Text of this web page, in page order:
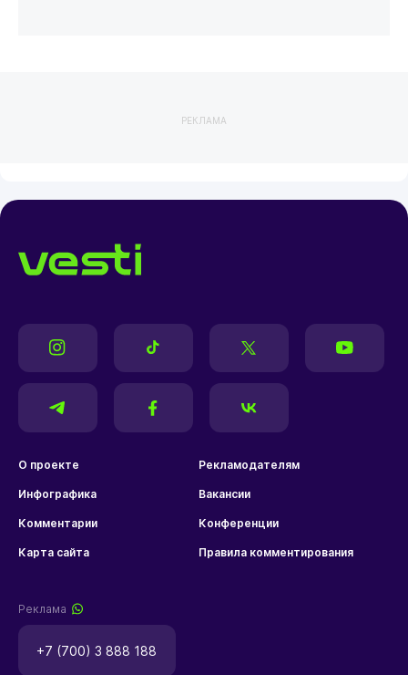
РЕКЛАМА
О проекте Рекламодателям
Инфографика Вакансии
Комментарии Конференции
Карта сайта Правила комментирования
Реклама
+7 (700) 3 888 188